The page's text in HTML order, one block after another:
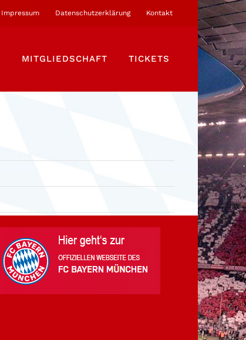
Impressum Datenschutzerklärung Kontakt
MITGLIEDSCHAFT TICKETS